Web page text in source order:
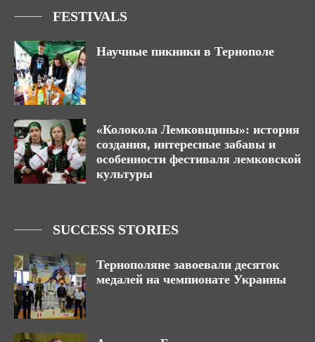
FESTIVALS
Научные пикники в Тернополе
«Колокола Лемковщины»: история
создания, интересные забавы и
особенности фестиваля лемковской
культуры
SUCCESS STORIES
Тернополяне завоевали десяток
медалей на чемпионате Украины